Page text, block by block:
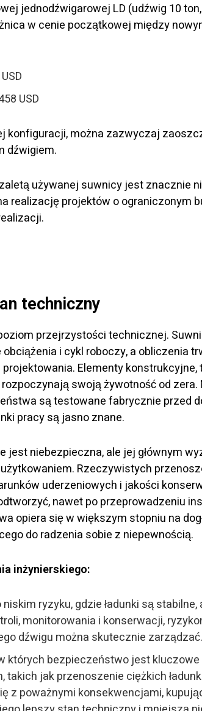
jednodźwigarowej LD (udźwig 10
w cenie początkowej między
USD
konfiguracji, można zazwyczaj
dźwigiem.
używanej suwnicy jest znacznie
realizację projektów o ograniczonym
techniczny
przejrzystości technicznej.
i cykl roboczy, a obliczenia
Elementy
rozpoczynają swoją żywotność od
są testowane fabrycznie przed
pracy są jasno znane.
jest niebezpieczna, ale jej głównym
Rzeczywistych
uderzeniowych i jakości
nawet po przeprowadzeniu
opiera się w większym stopniu na
do radzenia sobie z niepewnością.
inżynierskiego:
ryzyku, gdzie ładunki są stabilne,
monitorowania i konserwacji,
dźwigu można skutecznie zarządzać.
których bezpieczeństwo jest
takich jak przenoszenie ciężkich
z poważnymi konsekwencjami,